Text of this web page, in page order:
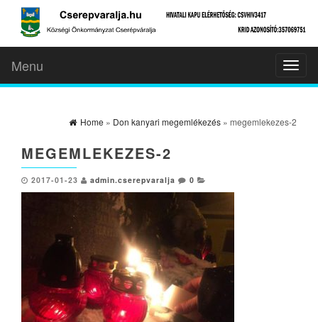
Menu
Home » Don kanyari megemlékezés » megemlekezes-2
MEGEMLEKEZES-2
2017-01-23 admin.cserepvaralja 0